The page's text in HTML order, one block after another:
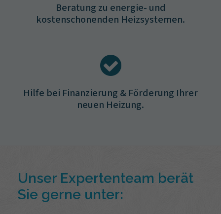
Beratung zu energie- und
kostenschonenden Heizsystemen.
Hilfe bei Finanzierung & Förderung Ihrer
neuen Heizung.
Unser Expertenteam berät
Sie gerne unter: